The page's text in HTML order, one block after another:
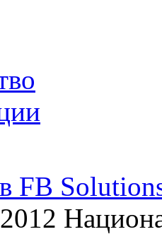
FB